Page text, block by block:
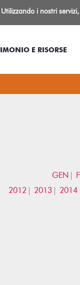
in
E RISORSE
GEN
2012
2013 2014
i nostri